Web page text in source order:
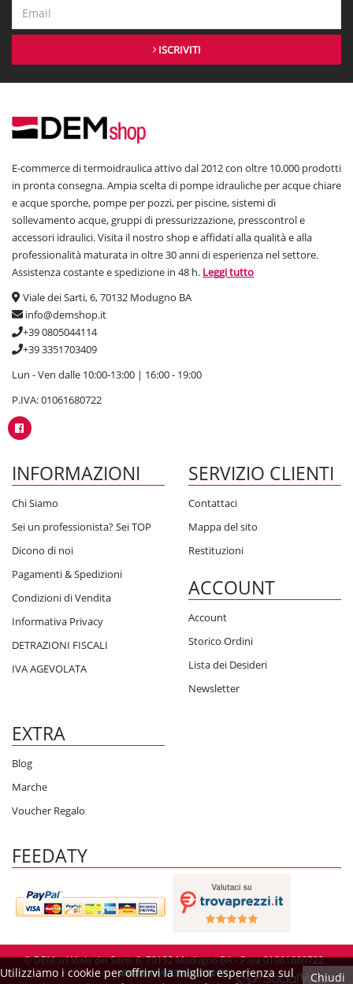
ISCRIVITI
E-commerce di termoidraulica attivo dal 2012 con oltre 10.000 prodotti
in pronta consegna. Ampia scelta di pompe idrauliche per acque chiare
e acque sporche, pompe per pozzi, per piscine, sistemi di
sollevamento acque, gruppi di pressurizzazione, presscontrol e
accessori idraulici. Visita il nostro shop e affidati alla qualità e alla
professionalità maturata in oltre 30 anni di esperienza nel settore.
Assistenza costante e spedizione in 48 h. Leggi tutto
Viale dei Sarti, 6, 70132 Modugno BA
info@demshop.it
+39 0805044114
+39 3351703409
Lun - Ven dalle 10:00-13:00 | 16:00 - 19:00
P.IVA: 01061680722
INFORMAZIONI
Chi Siamo
Sei un professionista? Sei TOP
Dicono di noi
Pagamenti & Spedizioni
Condizioni di Vendita
Informativa Privacy
DETRAZIONI FISCALI
IVA AGEVOLATA
SERVIZIO CLIENTI
Contattaci
Mappa del sito
Restituzioni
ACCOUNT
Account
Storico Ordini
Lista dei Desideri
Newsletter
EXTRA
Blog
Marche
Voucher Regalo
FEEDATY
© DEM srl Viale dei Sarti, 6, 70132 Modugno BA - P.iva 01061680722
Chiudi
Utilizziamo i cookie per offrirvi la miglior esperienza sul